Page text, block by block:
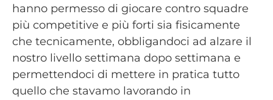
hanno permesso di giocare contro squadre
più competitive e più forti sia fisicamente
che tecnicamente, obbligandoci ad alzare il
nostro livello settimana dopo settimana e
permettendoci di mettere in pratica tutto
quello che stavamo lavorando in